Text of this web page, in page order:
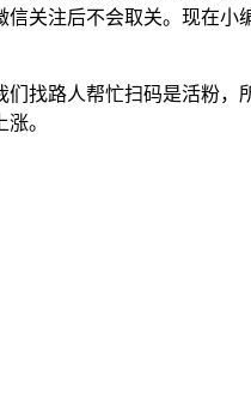
关注后不会取关。现在
找路人帮忙扫码是活粉
。